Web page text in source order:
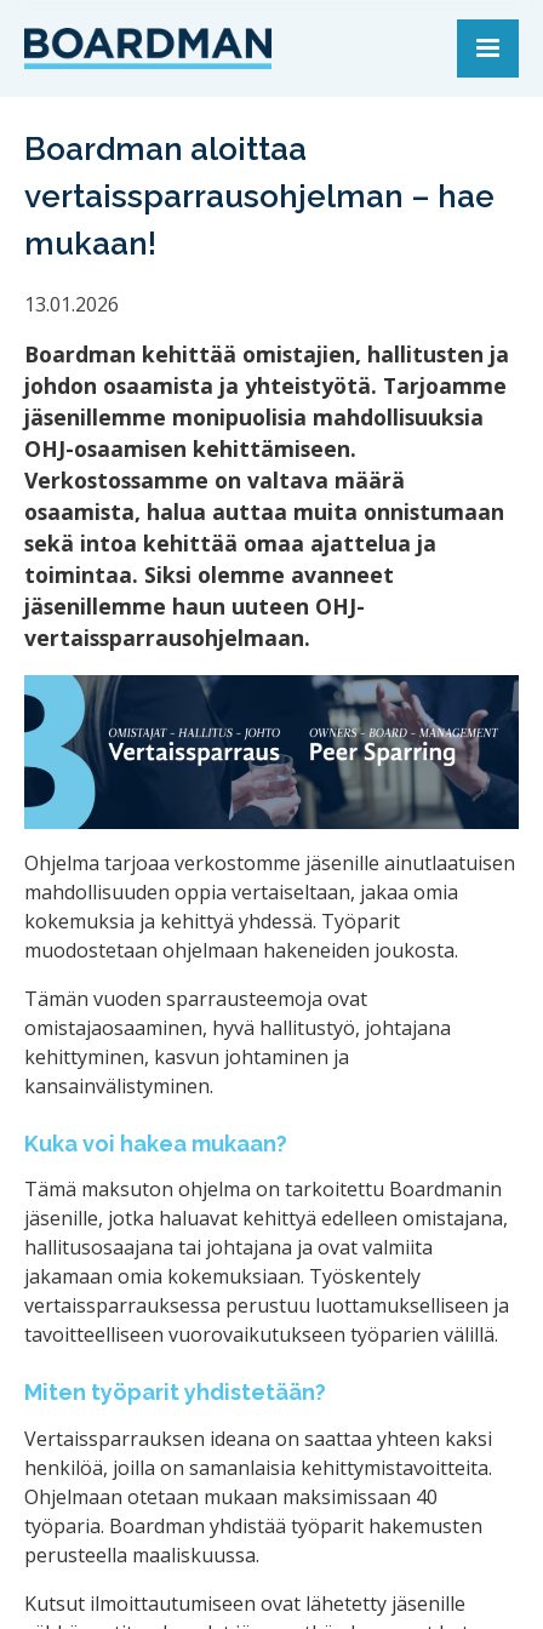
Boardman aloittaa
vertaissparrausohjelman – hae
mukaan!
13.01.2026
Boardman kehittää omistajien, hallitusten ja
johdon osaamista ja yhteistyötä. Tarjoamme
jäsenillemme monipuolisia mahdollisuuksia
OHJ-osaamisen kehittämiseen.
Verkostossamme on valtava määrä
osaamista, halua auttaa muita onnistumaan
sekä intoa kehittää omaa ajattelua ja
toimintaa. Siksi olemme avanneet
jäsenillemme haun uuteen OHJ-
vertaissparrausohjelmaan.
Ohjelma tarjoaa verkostomme jäsenille ainutlaatuisen
mahdollisuuden oppia vertaiseltaan, jakaa omia
kokemuksia ja kehittyä yhdessä. Työparit
muodostetaan ohjelmaan hakeneiden joukosta.
Tämän vuoden sparrausteemoja ovat
omistajaosaaminen, hyvä hallitustyö, johtajana
kehittyminen, kasvun johtaminen ja
kansainvälistyminen.
Kuka voi hakea mukaan?
Tämä maksuton ohjelma on tarkoitettu Boardmanin
jäsenille, jotka haluavat kehittyä edelleen omistajana,
hallitusosaajana tai johtajana ja ovat valmiita
jakamaan omia kokemuksiaan. Työskentely
vertaissparrauksessa perustuu luottamukselliseen ja
tavoitteelliseen vuorovaikutukseen työparien välillä.
Miten työparit yhdistetään?
Vertaissparrauksen ideana on saattaa yhteen kaksi
henkilöä, joilla on samanlaisia kehittymistavoitteita.
Ohjelmaan otetaan mukaan maksimissaan 40
työparia. Boardman yhdistää työparit hakemusten
perusteella maaliskuussa.
Kutsut ilmoittautumiseen ovat lähetetty jäsenille